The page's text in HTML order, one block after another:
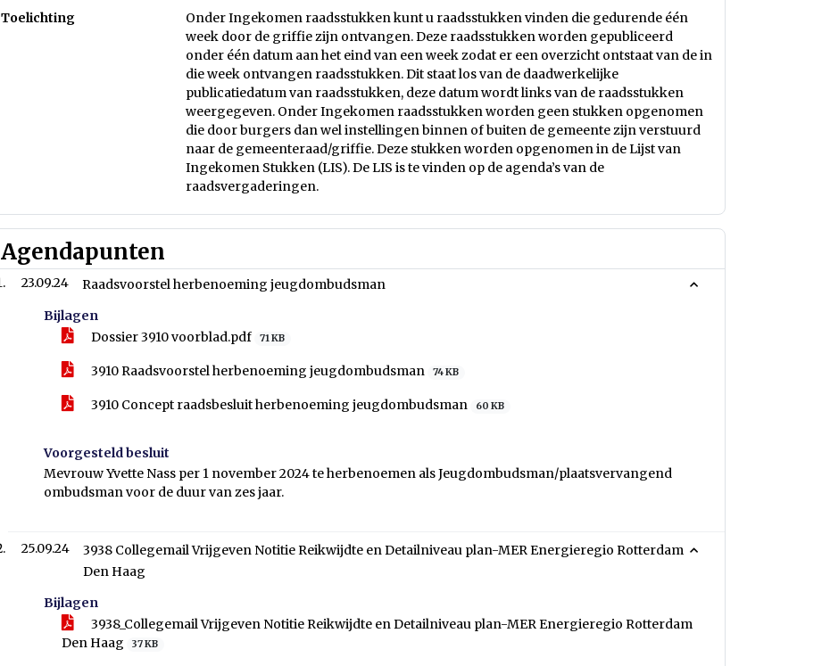
Toelichting
Onder Ingekomen raadsstukken kunt u raadsstukken vinden die gedurende één
week door de griffie zijn ontvangen. Deze raadsstukken worden gepubliceerd
onder één datum aan het eind van een week zodat er een overzicht ontstaat van de in
die week ontvangen raadsstukken. Dit staat los van de daadwerkelijke
publicatiedatum van raadsstukken, deze datum wordt links van de raadsstukken
weergegeven. Onder Ingekomen raadsstukken worden geen stukken opgenomen
die door burgers dan wel instellingen binnen of buiten de gemeente zijn verstuurd
naar de gemeenteraad/griffie. Deze stukken worden opgenomen in de Lijst van
Ingekomen Stukken (LIS). De LIS is te vinden op de agenda’s van de
raadsvergaderingen.
Agendapunten
23.09.24
Raadsvoorstel herbenoeming jeugdombudsman
Bijlagen
Dossier 3910 voorblad.pdf
71 KB
3910 Raadsvoorstel herbenoeming jeugdombudsman 74 KB
3910 Concept raadsbesluit herbenoeming jeugdombudsman 60 KB
Voorgesteld besluit
Mevrouw Yvette Nass per 1 november 2024 te herbenoemen als Jeugdombudsman/plaatsvervangend
ombudsman voor de duur van zes jaar.
25.09.24
3938 Collegemail Vrijgeven Notitie Reikwijdte en Detailniveau plan-MER Energieregio Rotterdam
Den Haag
Bijlagen
3938_Collegemail Vrijgeven Notitie Reikwijdte en Detailniveau plan-MER Energieregio Rotterdam
Den Haag
37 KB